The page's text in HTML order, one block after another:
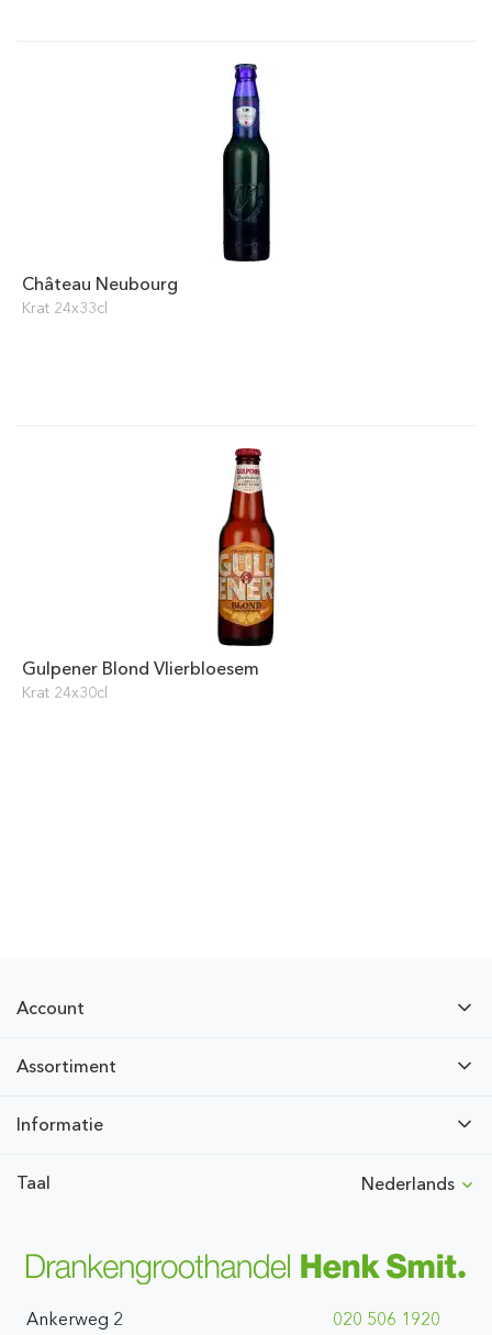
Château Neubourg
Krat 24x33cl
Gulpener Blond Vlierbloesem
Krat 24x30cl
Account
Assortiment
Informatie
Taal Nederlands
Ankerweg 2 020 506 1920